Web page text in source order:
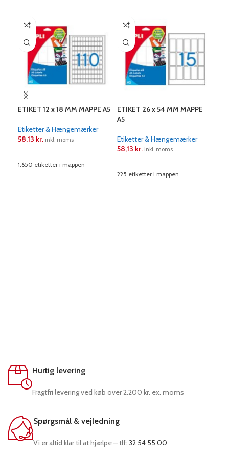
ETIKET 12 x 18 MM MAPPE A5
Etiketter & Hængemærker
58,13 kr. inkl. moms
1.650 etiketter i mappen
ETIKET 26 x 54 MM MAPPE
A5
Etiketter & Hængemærker
58,13 kr. inkl. moms
225 etiketter i mappen
Hurtig levering
Fragtfri levering ved køb over 2.200 kr. ex. moms
Spørgsmål & vejledning
Vi er altid klar til at hjælpe – tlf: 32 54 55 00